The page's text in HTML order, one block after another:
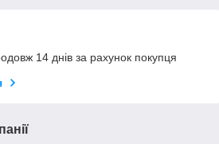
14 днів за рахунок покупця